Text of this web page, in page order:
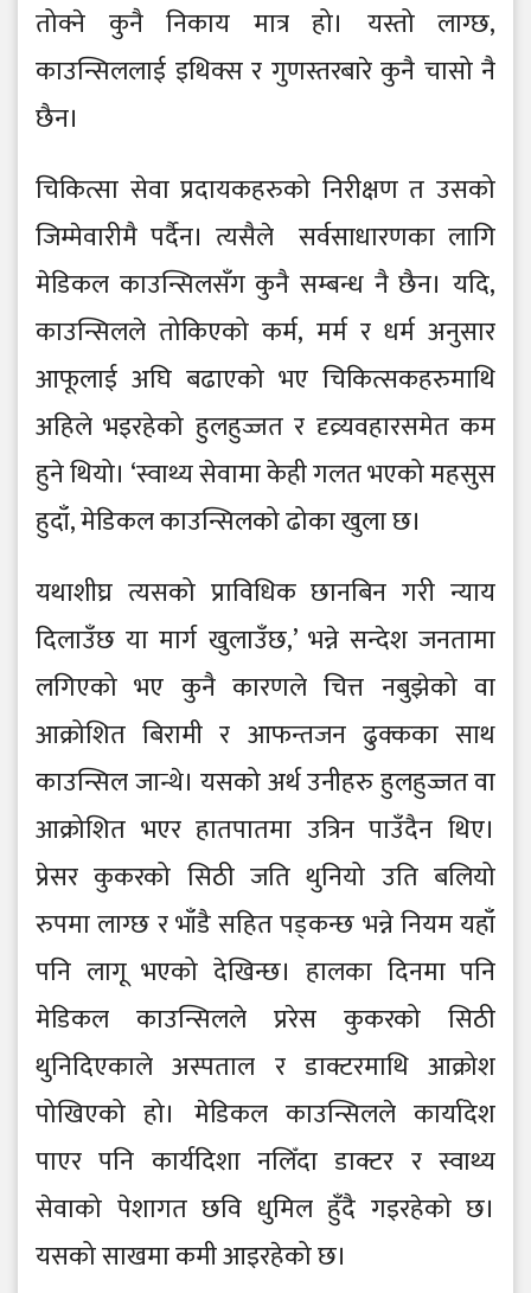
तोक्ने कुनै निकाय मात्र हो। यस्तो लाग्छ,
काउन्सिललाई इथिक्स र गुणस्तरबारे कुनै चासो नै
छैन।
चिकित्सा सेवा प्रदायकहरुको निरीक्षण त उसको
जिम्मेवारीमै पर्दैन। त्यसैले सर्वसाधारणका लागि
मेडिकल काउन्सिलसँग कुनै सम्बन्ध नै छैन। यदि,
काउन्सिलले तोकिएको कर्म, मर्म र धर्म अनुसार
आफूलाई अघि बढाएको भए चिकित्सकहरुमाथि
अहिले भइरहेको हुलहुज्जत र दृव्र्यवहारसमेत कम
हुने थियो। ‘स्वाथ्य सेवामा केही गलत भएको महसुस
हुदाँ, मेडिकल काउन्सिलको ढोका खुला छ।
यथाशीघ्र त्यसको प्राविधिक छानबिन गरी न्याय
दिलाउँछ या मार्ग खुलाउँछ,’ भन्ने सन्देश जनतामा
लगिएको भए कुनै कारणले चित्त नबुझेको वा
आक्रोशित बिरामी र आफन्तजन ढुक्कका साथ
काउन्सिल जान्थे। यसको अर्थ उनीहरु हुलहुज्जत वा
आक्रोशित भएर हातपातमा उत्रिन पाउँदैन थिए।
प्रेसर कुकरको सिठी जति थुनियो उति बलियो
रुपमा लाग्छ र भाँडै सहित पड्कन्छ भन्ने नियम यहाँ
पनि लागू भएको देखिन्छ। हालका दिनमा पनि
मेडिकल काउन्सिलले प्ररेस कुकरको सिठी
थुनिदिएकाले अस्पताल र डाक्टरमाथि आक्रोश
पोखिएको हो। मेडिकल काउन्सिलले कार्यादेश
पाएर पनि कार्यदिशा नलिँदा डाक्टर र स्वाथ्य
सेवाको पेशागत छवि धुमिल हुँदै गइरहेको छ।
यसको साखमा कमी आइरहेको छ।